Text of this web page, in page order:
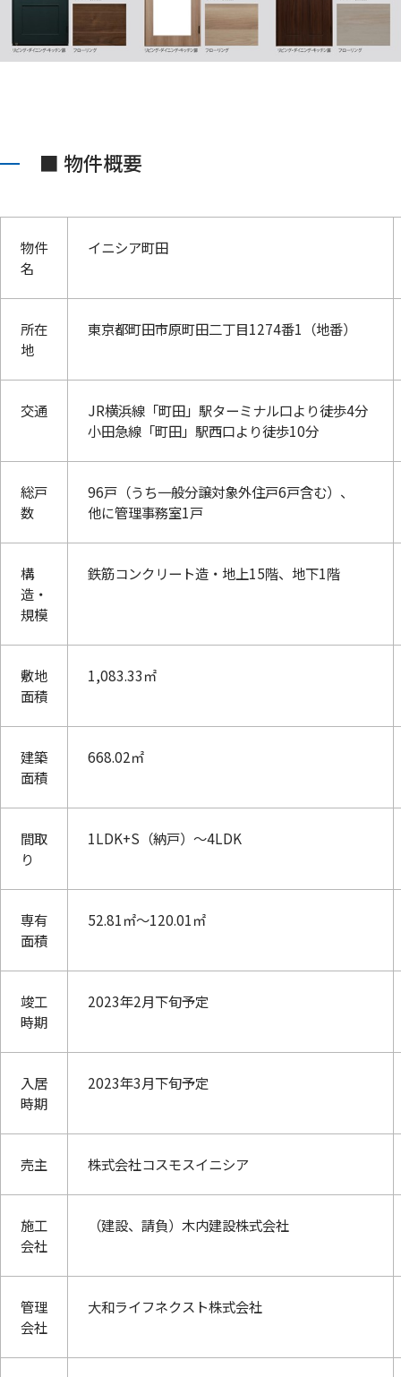
■ 物件概要
物件
名
イニシア町田
所在
地
東京都町田市原町田二丁目1274番1（地番）
交通
JR横浜線「町田」駅ターミナル口より徒歩4分
小田急線「町田」駅西口より徒歩10分
総戸
数
96戸（うち一般分譲対象外住戸6戸含む）、
他に管理事務室1戸
構
造・
規模
鉄筋コンクリート造・地上15階、地下1階
敷地
面積
1,083.33㎡
建築
面積
668.02㎡
間取
り
1LDK+S（納戸）～4LDK
専有
面積
52.81㎡～120.01㎡
竣工
時期
2023年2月下旬予定
入居
時期
2023年3月下旬予定
売主 株式会社コスモスイニシア
施工
会社
（建設、請負）木内建設株式会社
管理
会社
大和ライフネクスト株式会社